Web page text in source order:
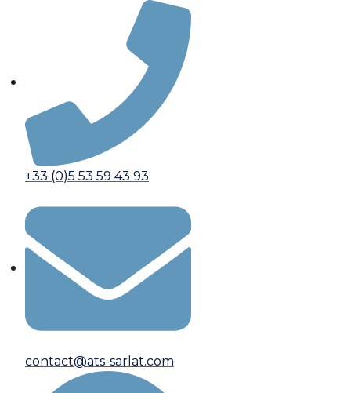
+33 (0)5 53 59 43 93​
contact@ats-sarlat.com